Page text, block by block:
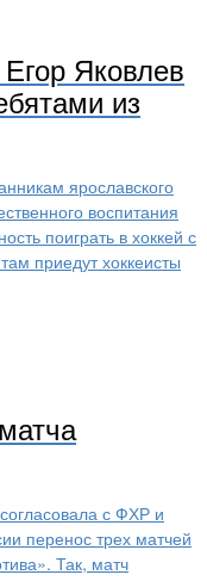
Яковлев
из
ярославского
воспитания
поиграть в хоккей с
приедут хоккеисты
с ФХР и
перенос трех матчей
Так, матч